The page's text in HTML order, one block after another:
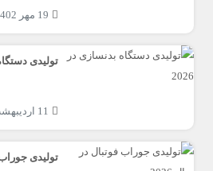
19 مهر 1402
تولیدی دستگاه
11 اردیبهشت 1403
تولیدی جوراب